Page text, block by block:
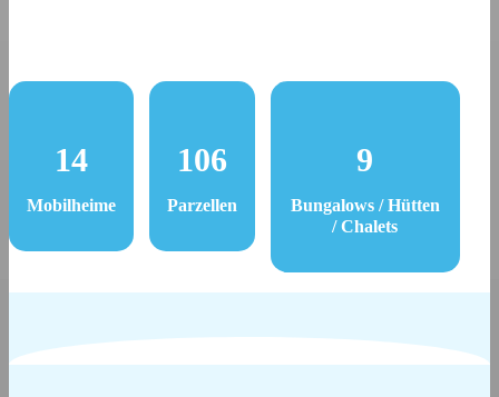
14
Mobilheime
106
Parzellen
9
Bungalows / Hütten
/ Chalets